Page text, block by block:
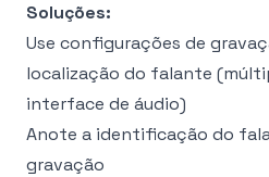
Soluções:
Use configurações de
localização do falante
interface de áudio)
Anote a identificação do
gravação